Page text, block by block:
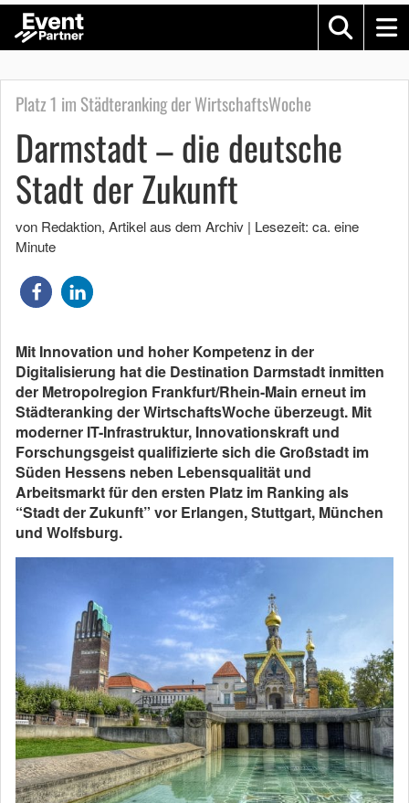
Platz 1 im Städteranking der WirtschaftsWoche
Darmstadt – die deutsche
Stadt der Zukunft
von Redaktion, Artikel aus dem Archiv | Lesezeit: ca. eine
Minute
Mit Innovation und hoher Kompetenz in der
Digitalisierung hat die Destination Darmstadt inmitten
der Metropolregion Frankfurt/Rhein-Main erneut im
Städteranking der WirtschaftsWoche überzeugt. Mit
moderner IT-Infrastruktur, Innovationskraft und
Forschungsgeist qualifizierte sich die Großstadt im
Süden Hessens neben Lebensqualität und
Arbeitsmarkt für den ersten Platz im Ranking als
“Stadt der Zukunft” vor Erlangen, Stuttgart, München
und Wolfsburg.